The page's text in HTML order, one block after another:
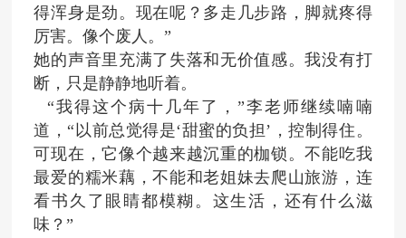
得浑身是劲。现在呢？多走几步路，脚就疼得
厉害。像个废人。”
她的声音里充满了失落和无价值感。我没有打
断，只是静静地听着。
“我得这个病十几年了，”李老师继续喃喃
道，“以前总觉得是‘甜蜜的负担’，控制得住。
可现在，它像个越来越沉重的枷锁。不能吃我
最爱的糯米藕，不能和老姐妹去爬山旅游，连
看书久了眼睛都模糊。这生活，还有什么滋
味？”